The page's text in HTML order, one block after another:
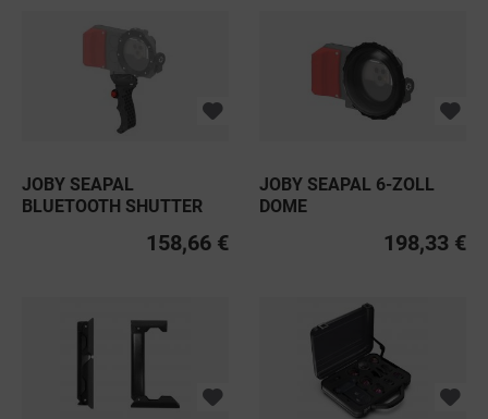
JOBY SEAPAL
BLUETOOTH SHUTTER
158,66 €
JOBY SEAPAL 6-ZOLL
DOME
198,33 €